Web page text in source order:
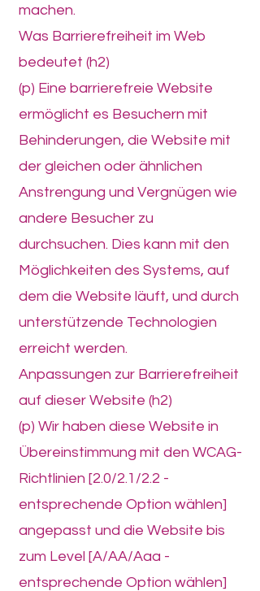
machen.
Was Barrierefreiheit im Web
bedeutet (h2)
(p) Eine barrierefreie Website
ermöglicht es Besuchern mit
Behinderungen, die Website mit
der gleichen oder ähnlichen
Anstrengung und Vergnügen wie
andere Besucher zu
durchsuchen. Dies kann mit den
Möglichkeiten des Systems, auf
dem die Website läuft, und durch
unterstützende Technologien
erreicht werden.
Anpassungen zur Barrierefreiheit
auf dieser Website (h2)
(p) Wir haben diese Website in
Übereinstimmung mit den WCAG-
Richtlinien [2.0/2.1/2.2 -
entsprechende Option wählen]
angepasst und die Website bis
zum Level [A/AA/Aaa -
entsprechende Option wählen]